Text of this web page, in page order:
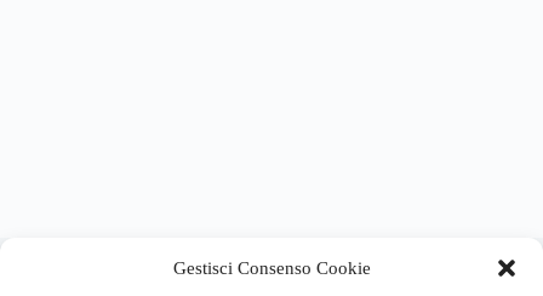
Gestisci Consenso Cookie